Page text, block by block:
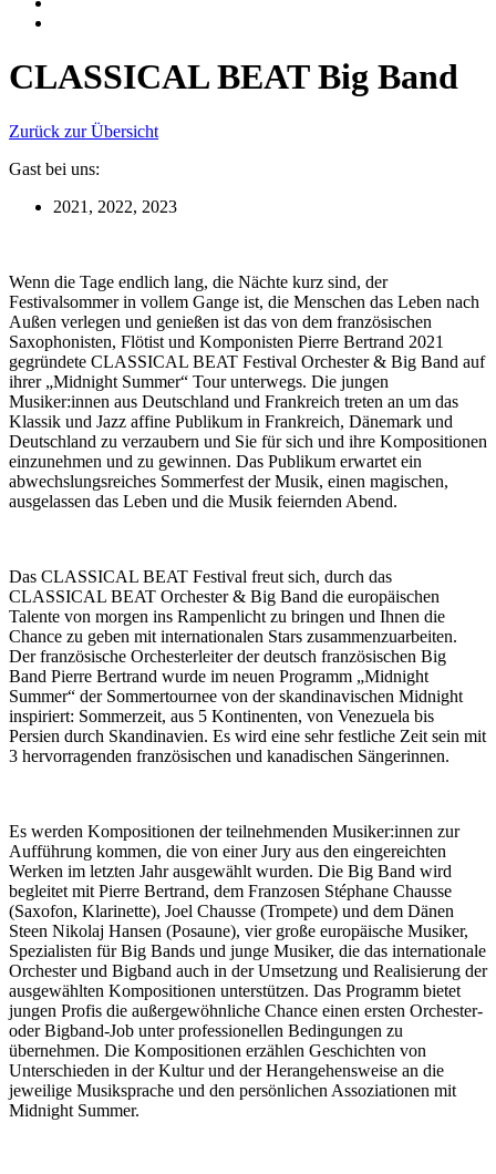
CLASSICAL BEAT Big Band
Zurück zur Übersicht
Gast bei uns:
2021, 2022, 2023
Wenn die Tage endlich lang, die Nächte kurz sind, der
Festivalsommer in vollem Gange ist, die Menschen das Leben nach
Außen verlegen und genießen ist das von dem französischen
Saxophonisten, Flötist und Komponisten Pierre Bertrand 2021
gegründete CLASSICAL BEAT Festival Orchester & Big Band auf
ihrer „Midnight Summer“ Tour unterwegs. Die jungen
Musiker:innen aus Deutschland und Frankreich treten an um das
Klassik und Jazz affine Publikum in Frankreich, Dänemark und
Deutschland zu verzaubern und Sie für sich und ihre Kompositionen
einzunehmen und zu gewinnen. Das Publikum erwartet ein
abwechslungsreiches Sommerfest der Musik, einen magischen,
ausgelassen das Leben und die Musik feiernden Abend.
Das CLASSICAL BEAT Festival freut sich, durch das
CLASSICAL BEAT Orchester & Big Band die europäischen
Talente von morgen ins Rampenlicht zu bringen und Ihnen die
Chance zu geben mit internationalen Stars zusammenzuarbeiten.
Der französische Orchesterleiter der deutsch französischen Big
Band Pierre Bertrand wurde im neuen Programm „Midnight
Summer“ der Sommertournee von der skandinavischen Midnight
inspiriert: Sommerzeit, aus 5 Kontinenten, von Venezuela bis
Persien durch Skandinavien. Es wird eine sehr festliche Zeit sein mit
3 hervorragenden französischen und kanadischen Sängerinnen.
Es werden Kompositionen der teilnehmenden Musiker:innen zur
Aufführung kommen, die von einer Jury aus den eingereichten
Werken im letzten Jahr ausgewählt wurden. Die Big Band wird
begleitet mit Pierre Bertrand, dem Franzosen Stéphane Chausse
(Saxofon, Klarinette), Joel Chausse (Trompete) und dem Dänen
Steen Nikolaj Hansen (Posaune), vier große europäische Musiker,
Spezialisten für Big Bands und junge Musiker, die das internationale
Orchester und Bigband auch in der Umsetzung und Realisierung der
ausgewählten Kompositionen unterstützen. Das Programm bietet
jungen Profis die außergewöhnliche Chance einen ersten Orchester-
oder Bigband-Job unter professionellen Bedingungen zu
übernehmen. Die Kompositionen erzählen Geschichten von
Unterschieden in der Kultur und der Herangehensweise an die
jeweilige Musiksprache und den persönlichen Assoziationen mit
Midnight Summer.